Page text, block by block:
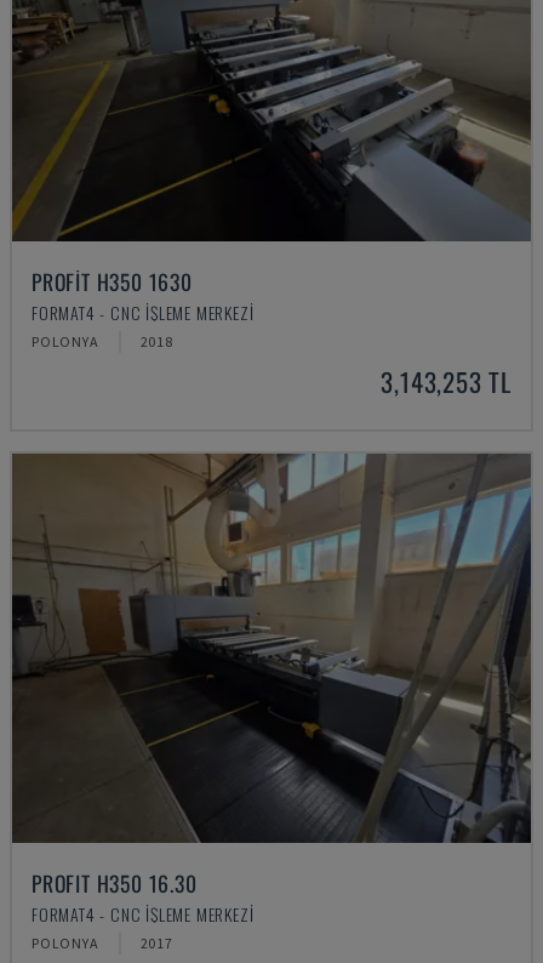
PROFIT H350 1630
FORMAT4 - CNC İŞLEME MERKEZI
POLONYA 2018
3,143,253 TL
PROFIT H350 16.30
FORMAT4 - CNC İŞLEME MERKEZI
POLONYA 2017